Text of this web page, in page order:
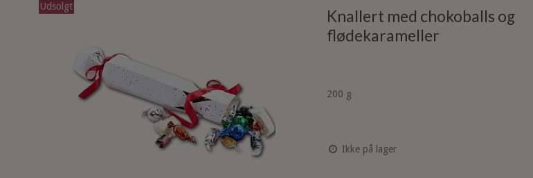
Udsolgt
Knallert med chokoballs og
flødekarameller
200 g
Ikke på lager